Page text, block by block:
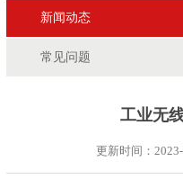
新闻动态
常见问题
工业无
更新时间：